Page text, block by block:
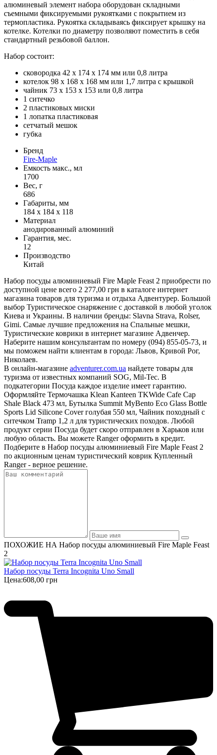
алюминевый элемент набора оборудован складными
съемными фиксируемыми рукоятками с покрытием из
термопластика. Рукоятка складываясь фиксирует крышку на
котелке. Котелки по диаметру позволяют поместить в себя
стандартный резьбовой баллон.
Набор состоит:
сковородка 42 х 174 х 174 мм или 0,8 литра
котелок 98 х 168 х 168 мм или 1,7 литра с крышкой
чайник 73 х 153 х 153 или 0,8 литра
1 ситечко
2 пластиковых миски
1 лопатка пластиковая
сетчатый мешок
губка
Бренд
Fire-Maple
Емкость макс., мл
1700
Вес, г
686
Габариты, мм
184 х 184 х 118
Материал
анодированный алюминий
Гарантия, мес.
12
Производство
Китай
Набор посуды алюминиевый Fire Maple Feast 2 приобрести по
доступной цене всего 2 277,00 грн в каталоге интернет
магазина товаров для туризма и отдыха Адвентурер. Большой
выбор Туристическое снаряжение с доставкой в любой уголок
Киева и Украины. В наличии бренды: Slavna Strava, Rolser,
Gimi. Самые лучшие предложения на Спальные мешки,
Туристические коврики в интернет магазине Адвенчер.
Наберите нашим консультантам по номеру (094) 855-05-73, и
мы поможем найти клиентам в города: Львов, Кривой Рог,
Николаев.
В онлайн-магазине adventurer.com.ua найдете товары для
туризма от известных компаний SOG, Mil-Tec. В
подкатегории Посуда каждое изделие имеет гарантию.
Оформляйте Термочашка Klean Kanteen TKWide Cafe Cap
Shale Black 473 мл, Бутылка Summit MyBento Eco Glass Bottle
Sports Lid Silicone Cover голубая 550 мл, Чайник походный с
ситечком Tramp 1,2 л для туристических походов. Любой
продукт серии Посуда будет скоро отправлен в Харьков или
любую область. Вы можете Ranger оформить в кредит.
Подберите в Набор посуды алюминиевый Fire Maple Feast 2
по акционным ценам туристический коврик Купленный
Ranger - верное решение.
ПОХОЖИЕ НА Набор посуды алюминиевый Fire Maple Feast
2
Набор посуды Terra Incognita Uno Small
Цена:608,00 грн